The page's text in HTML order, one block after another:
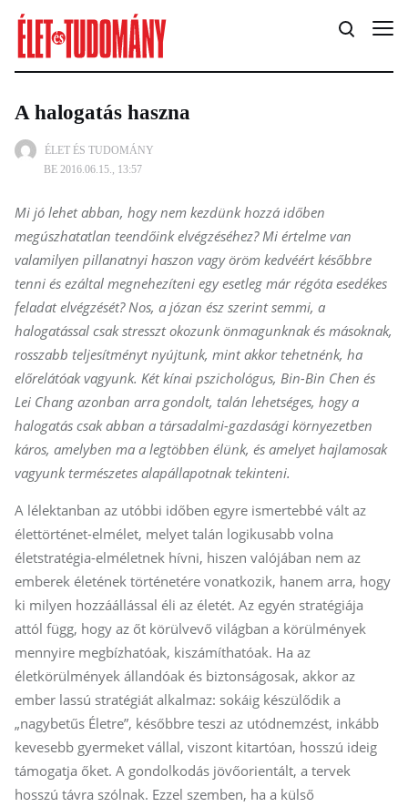
ÉLET ÉS TUDOMÁNY
BE 2016.06.15., 13:57
A halogatás haszna
Mi jó lehet abban, hogy nem kezdünk hozzá időben
megúszhatatlan teendőink elvégzéséhez? Mi értelme van
valamilyen pillanatnyi haszon vagy öröm kedvéért későbbre
tenni és ezáltal megnehezíteni egy esetleg már régóta esedékes
feladat elvégzését? Nos, a józan ész szerint semmi, a
halogatással csak stresszt okozunk önmagunknak és másoknak,
rosszabb teljesítményt nyújtunk, mint akkor tehetnénk, ha
előrelátóak vagyunk. Két kínai pszichológus, Bin-Bin Chen és
Lei Chang azonban arra gondolt, talán lehetséges, hogy a
halogatás csak abban a társadalmi-gazdasági környezetben
káros, amelyben ma a legtöbben élünk, és amelyet hajlamosak
vagyunk természetes alapállapotnak tekinteni.
A lélektanban az utóbbi időben egyre ismertebbé vált az
élettörténet-elmélet, melyet talán logikusabb volna
életstratégia-elméletnek hívni, hiszen valójában nem az
emberek életének történetére vonatkozik, hanem arra, hogy
ki milyen hozzáállással éli az életét. Az egyén stratégiája
attól függ, hogy az őt körülvevő világban a körülmények
mennyire megbízhatóak, kiszámíthatóak. Ha az
életkörülmények állandóak és biztonságosak, akkor az
ember lassú stratégiát alkalmaz: sokáig készülődik a
„nagybetűs Életre”, későbbre teszi az utódnemzést, inkább
kevesebb gyermeket vállal, viszont kitartóan, hosszú ideig
támogatja őket. A gondolkodás jövőorientált, a tervek
hosszú távra szólnak. Ezzel szemben, ha a külső